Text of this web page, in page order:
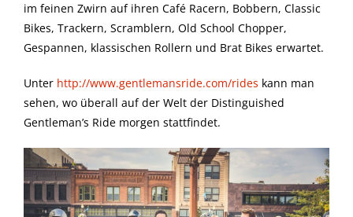
im feinen Zwirn auf ihren Café Racern, Bobbern, Classic
Bikes, Trackern, Scramblern, Old School Chopper,
Gespannen, klassischen Rollern und Brat Bikes erwartet.
Unter http://www.gentlemansride.com/rides kann man
sehen, wo überall auf der Welt der Distinguished
Gentleman’s Ride morgen stattfindet.